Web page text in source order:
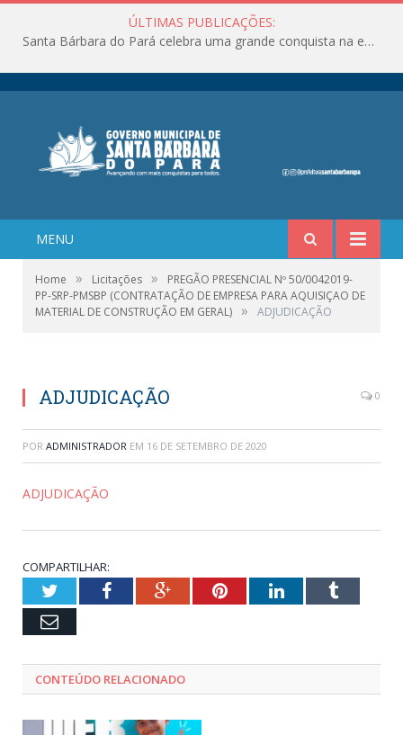
ÚLTIMAS PUBLICAÇÕES:
Santa Bárbara do Pará celebra uma grande conquista na educação!
MENU
Home » Licitações »
PREGÃO PRESENCIAL Nº 50/0042019-
PP-SRP-PMSBP (CONTRATAÇÃO DE EMPRESA PARA AQUISIÇAO DE
MATERIAL DE CONSTRUÇÃO EM GERAL) » ADJUDICAÇÃO
ADJUDICAÇÃO 0
POR ADMINISTRADOR EM 16 DE SETEMBRO DE 2020
ADJUDICAÇÃO
COMPARTILHAR:
TwitterFacebookGoogle+PinterestLinkedInTumblr
Email
CONTEÚDO RELACIONADO